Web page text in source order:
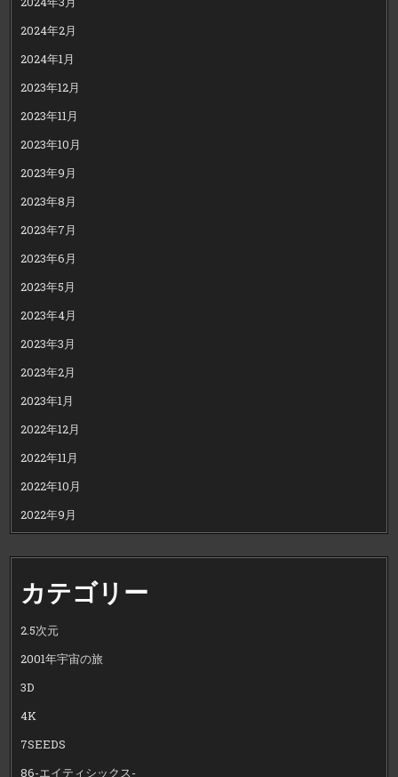
2024年2月
2024年1月
2023年12月
2023年11月
2023年10月
2023年9月
2023年8月
2023年7月
2023年6月
2023年5月
2023年4月
2023年3月
2023年2月
2023年1月
2022年12月
2022年11月
2022年10月
2022年9月
カテゴリー
2.5次元
2001年宇宙の旅
3D
4K
7SEEDS
86-エイティシックス-